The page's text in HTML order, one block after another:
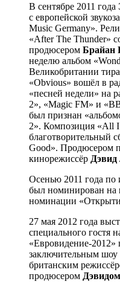
В сентябре 2011
с европейской
Music Germany».
«After The Thunder»
продюсером Брайан
неделю альбом
Великобритании
«Obvious» вошёл в
«песней недели» на
2», «Magic FM» и
был признан
2». Композиция «All
благотворительный
Good». Продюсером
кинорежиссёр
Осенью 2011 года
был номинирован на
номинации
27 мая 2012 года
специального гостя
«Евровидение-2012»
заключительным шоу
британским
продюсером